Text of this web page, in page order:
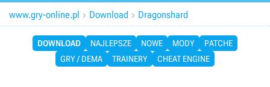
www.gry-online.pl  Download  Dragonshard
DOWNLOAD NAJLEPSZE NOWE MODY
PATCHE
GRY / DEMA
TRAINERY CHEAT ENGINE